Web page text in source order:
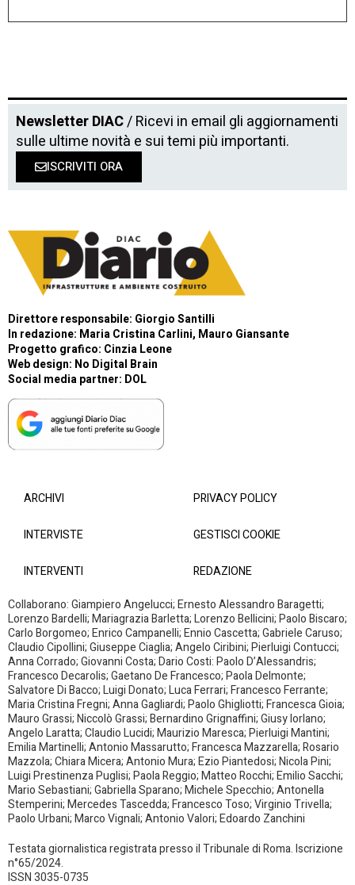
Newsletter DIAC/ Ricevi in email gli aggiornamenti
sulle ultime novità e sui temi più importanti.
ISCRIVITI ORA
Direttore responsabile: Giorgio Santilli
In redazione: Maria Cristina Carlini, Mauro Giansante
Progetto grafico: Cinzia Leone
Web design: No Digital Brain
Social media partner: DOL
ARCHIVI
INTERVISTE
INTERVENTI
PRIVACY POLICY
GESTISCI COOKIE
REDAZIONE
Collaborano: Giampiero Angelucci; Ernesto Alessandro Baragetti;
Lorenzo Bardelli; Mariagrazia Barletta; Lorenzo Bellicini; Paolo Biscaro;
Carlo Borgomeo; Enrico Campanelli; Ennio Cascetta; Gabriele Caruso;
Claudio Cipollini; Giuseppe Ciaglia; Angelo Ciribini; Pierluigi Contucci;
Anna Corrado; Giovanni Costa; Dario Costi: Paolo D’Alessandris;
Francesco Decarolis; Gaetano De Francesco; Paola Delmonte;
Salvatore Di Bacco; Luigi Donato; Luca Ferrari; Francesco Ferrante;
Maria Cristina Fregni; Anna Gagliardi; Paolo Ghigliotti; Francesca Gioia;
Mauro Grassi; Niccolò Grassi; Bernardino Grignaffini; Giusy Iorlano;
Angelo Laratta; Claudio Lucidi; Maurizio Maresca; Pierluigi Mantini;
Emilia Martinelli; Antonio Massarutto; Francesca Mazzarella; Rosario
Mazzola; Chiara Micera; Antonio Mura; Ezio Piantedosi; Nicola Pini;
Luigi Prestinenza Puglisi; Paola Reggio; Matteo Rocchi; Emilio Sacchi;
Mario Sebastiani; Gabriella Sparano; Michele Specchio; Antonella
Stemperini; Mercedes Tascedda; Francesco Toso; Virginio Trivella;
Paolo Urbani; Marco Vignali; Antonio Valori; Edoardo Zanchini
Testata giornalistica registrata presso il Tribunale di Roma. Iscrizione
n°65/2024.
ISSN 3035-0735